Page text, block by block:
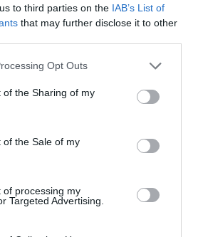
to third parties on the IAB’s List of
that may further disclose it to other
app uses one or more Google
or usage behaviour. You may click to
to Google and its third-party tags to
specified purposes in below Google
Opt Outs
of the Sharing of my
of the Sale of my
of processing my
Targeted Advertising.
– HÁROM NAPON ÁT ING...
Programok
PÉTER: KIÍRJÁK AZ ELSŐ
PÁLYÁZATOKAT, M...